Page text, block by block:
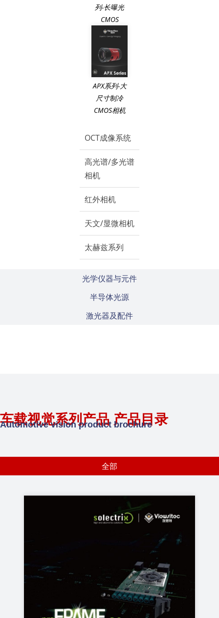
光学仪器与元件
半导体光源
激光器及配件
OCT成像系统
高光谱/多光谱
相机
红外相机
天文/显微相机
太赫兹系列
列-长曝光
CMOS
APX系列-大
尺寸制冷
CMOS相机
车载视觉系列产品 产品目录
Automotive vision product brochure
全部